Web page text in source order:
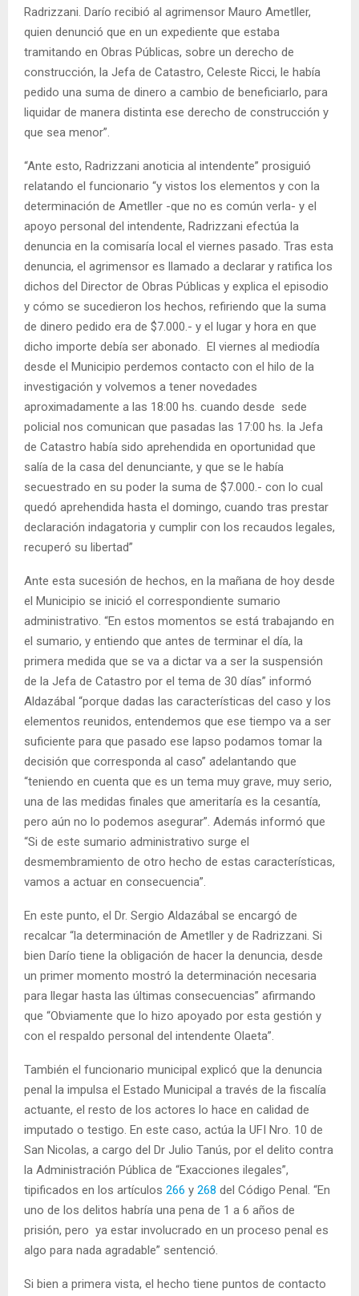
Radrizzani. Darío recibió al agrimensor Mauro Ametller,
quien denunció que en un expediente que estaba
tramitando en Obras Públicas, sobre un derecho de
construcción, la Jefa de Catastro, Celeste Ricci, le había
pedido una suma de dinero a cambio de beneficiarlo, para
liquidar de manera distinta ese derecho de construcción y
que sea menor”.
“Ante esto, Radrizzani anoticia al intendente” prosiguió
relatando el funcionario “y vistos los elementos y con la
determinación de Ametller -que no es común verla- y el
apoyo personal del intendente, Radrizzani efectúa la
denuncia en la comisaría local el viernes pasado. Tras esta
denuncia, el agrimensor es llamado a declarar y ratifica los
dichos del Director de Obras Públicas y explica el episodio
y cómo se sucedieron los hechos, refiriendo que la suma
de dinero pedido era de $7.000.- y el lugar y hora en que
dicho importe debía ser abonado. El viernes al mediodía
desde el Municipio perdemos contacto con el hilo de la
investigación y volvemos a tener novedades
aproximadamente a las 18:00 hs. cuando desde sede
policial nos comunican que pasadas las 17:00 hs. la Jefa
de Catastro había sido aprehendida en oportunidad que
salía de la casa del denunciante, y que se le había
secuestrado en su poder la suma de $7.000.- con lo cual
quedó aprehendida hasta el domingo, cuando tras prestar
declaración indagatoria y cumplir con los recaudos legales,
recuperó su libertad”
Ante esta sucesión de hechos, en la mañana de hoy desde
el Municipio se inició el correspondiente sumario
administrativo. “En estos momentos se está trabajando en
el sumario, y entiendo que antes de terminar el día, la
primera medida que se va a dictar va a ser la suspensión
de la Jefa de Catastro por el tema de 30 días” informó
Aldazábal “porque dadas las características del caso y los
elementos reunidos, entendemos que ese tiempo va a ser
suficiente para que pasado ese lapso podamos tomar la
decisión que corresponda al caso” adelantando que
“teniendo en cuenta que es un tema muy grave, muy serio,
una de las medidas finales que ameritaría es la cesantía,
pero aún no lo podemos asegurar”. Además informó que
“Si de este sumario administrativo surge el
desmembramiento de otro hecho de estas características,
vamos a actuar en consecuencia”.
En este punto, el Dr. Sergio Aldazábal se encargó de
recalcar “la determinación de Ametller y de Radrizzani. Si
bien Darío tiene la obligación de hacer la denuncia, desde
un primer momento mostró la determinación necesaria
para llegar hasta las últimas consecuencias” afirmando
que “Obviamente que lo hizo apoyado por esta gestión y
con el respaldo personal del intendente Olaeta”.
También el funcionario municipal explicó que la denuncia
penal la impulsa el Estado Municipal a través de la fiscalía
actuante, el resto de los actores lo hace en calidad de
imputado o testigo. En este caso, actúa la UFI Nro. 10 de
San Nicolas, a cargo del Dr Julio Tanús, por el delito contra
la Administración Pública de “Exacciones ilegales”,
tipificados en los artículos 266 y 268 del Código Penal. “En
uno de los delitos habría una pena de 1 a 6 años de
prisión, pero ya estar involucrado en un proceso penal es
algo para nada agradable” sentenció.
Si bien a primera vista, el hecho tiene puntos de contacto